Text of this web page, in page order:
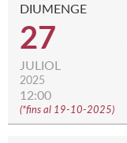
DIUMENGE
27
JULIOL
2025
12:00
(*fins al 19-10-2025)